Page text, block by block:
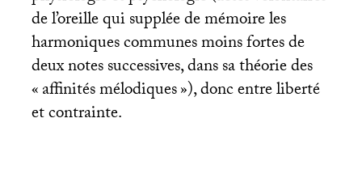
de l’oreille qui supplée de mémoire les
harmoniques communes moins fortes de
deux notes successives, dans sa théorie des
«affinités mélodiques»), donc entre liberté
et contrainte.